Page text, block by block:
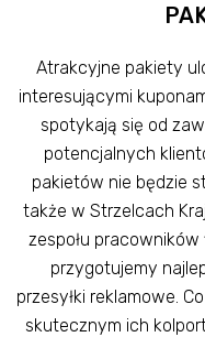
Atrakcyjne pakiety
interesującymi
spotykają się od
potencjalnych
pakietów nie będzie
także w Strzelcach
zespołu pracowników
przygotujemy
przesyłki reklamowe.
skutecznym ich